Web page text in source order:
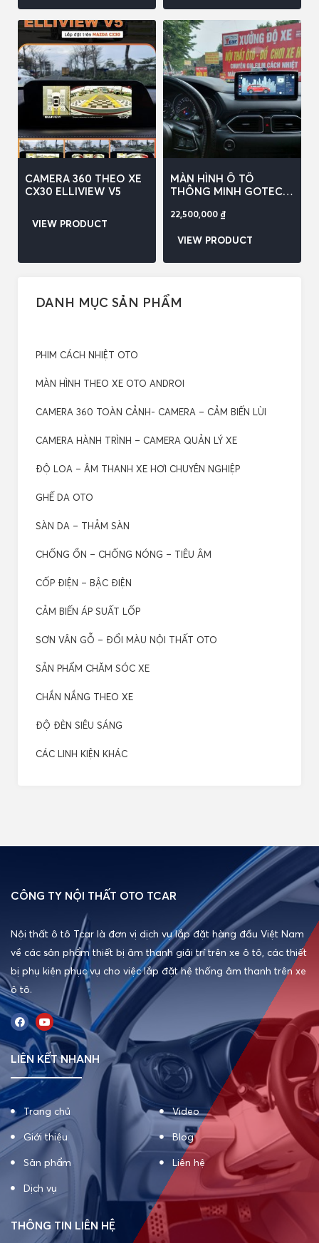
CAMERA 360 THEO XE
CX30 ELLIVIEW V5
VIEW PRODUCT
MÀN HÌNH Ô TÔ
THÔNG MINH GOTECH
LIMITED
22,500,000 ₫
VIEW PRODUCT
DANH MỤC SẢN PHẨM
PHIM CÁCH NHIỆT OTO
MÀN HÌNH THEO XE OTO ANDROI
CAMERA 360 TOÀN CẢNH- CAMERA – CẢM BIẾN LÙI
CAMERA HÀNH TRÌNH – CAMERA QUẢN LÝ XE
ĐỘ LOA – ÂM THANH XE HƠI CHUYÊN NGHIỆP
GHẾ DA OTO
SÀN DA – THẢM SÀN
CHỐNG ỒN – CHỐNG NÓNG – TIÊU ÂM
CỐP ĐIỆN – BẬC ĐIỆN
CẢM BIẾN ÁP SUẤT LỐP
SƠN VÂN GỖ – ĐỔI MÀU NỘI THẤT OTO
SẢN PHẨM CHĂM SÓC XE
CHẮN NẮNG THEO XE
ĐỘ ĐÈN SIÊU SÁNG
CÁC LINH KIỆN KHÁC
CÔNG TY NỘI THẤT OTO TCAR
Nội thất ô tô Tcar là đơn vị dịch vụ lắp đặt hàng đầu Việt Nam
về các sản phẩm thiết bị âm thanh giải trí trên xe ô tô, các thiết
bị phụ kiện phục vụ cho việc lắp đặt hệ thống âm thanh trên xe
ô tô.
LIÊN KẾT NHANH
Trang chủ
Giới thiệu
Sản phẩm
Dịch vụ
Video
Blog
Liên hệ
THÔNG TIN LIÊN HỆ